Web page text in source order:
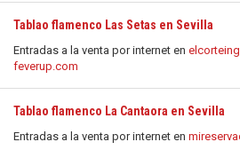
Tablao flamenco Las Setas en Sevilla
Entradas a la venta por internet en
feverup.com
Tablao flamenco La Cantaora en Sevilla
Entradas a la venta por internet en